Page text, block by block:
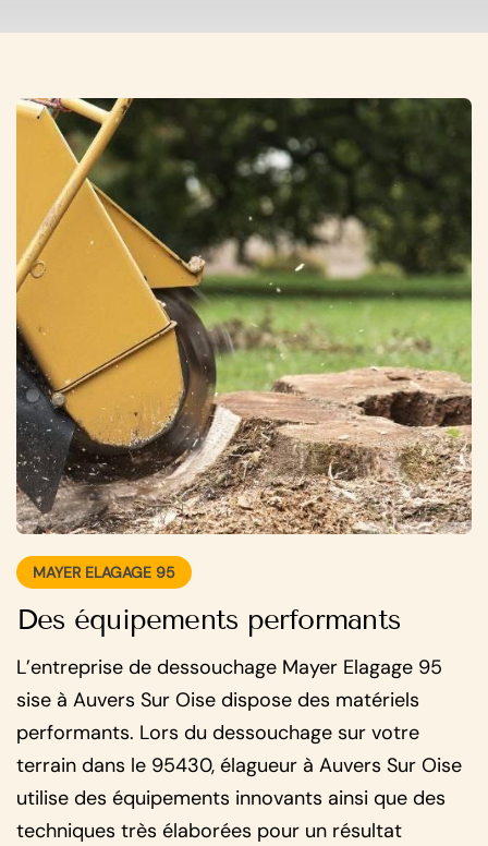
MAYER ELAGAGE 95
Des équipements performants
L’entreprise de dessouchage Mayer Elagage 95
sise à Auvers Sur Oise dispose des matériels
performants. Lors du dessouchage sur votre
terrain dans le 95430, élagueur à Auvers Sur Oise
utilise des équipements innovants ainsi que des
techniques très élaborées pour un résultat